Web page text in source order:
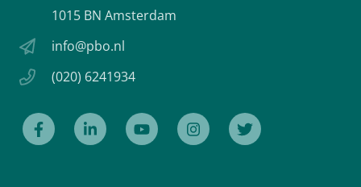
1015 BN Amsterdam
info@pbo.nl
(020) 6241934